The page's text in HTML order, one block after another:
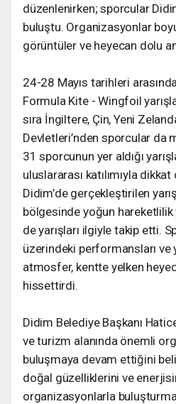
düzenlenirken; sporcular
buluştu. Organizasyonlar
görüntüler ve heyecan dolu
24-28 Mayıs tarihleri
Formula Kite - Wingfoil
sıra İngiltere, Çin, Yeni
Devletleri’nden sporcular da
31 sporcunun yer aldığı
uluslararası katılımıyla dikkat
Didim’de gerçekleştirilen
bölgesinde yoğun hareketlilik
de yarışları ilgiyle takip etti.
üzerindeki performansları ve
atmosfer, kentte yelken
hissettirdi.
Didim Belediye Başkanı
ve turizm alanında önemli
buluşmaya devam ettiğini
doğal güzelliklerini ve
organizasyonlarla